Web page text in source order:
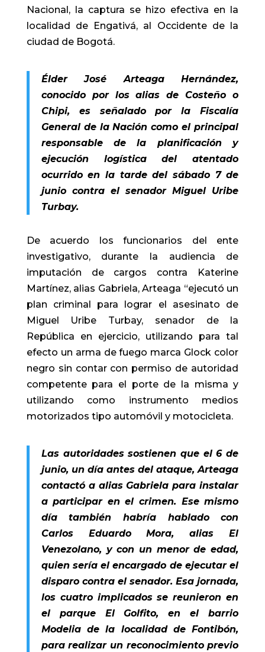
Nacional, la captura se hizo efectiva en la
localidad de Engativá, al Occidente de la
ciudad de Bogotá.
Élder José Arteaga Hernández,
conocido por los alias de Costeño o
Chipi, es señalado por la Fiscalía
General de la Nación como el principal
responsable de la planificación y
ejecución logística del atentado
ocurrido en la tarde del sábado 7 de
junio contra el senador Miguel Uribe
Turbay.
De acuerdo los funcionarios del ente
investigativo, durante la audiencia de
imputación de cargos contra Katerine
Martínez, alias Gabriela, Arteaga “ejecutó un
plan criminal para lograr el asesinato de
Miguel Uribe Turbay, senador de la
República en ejercicio, utilizando para tal
efecto un arma de fuego marca Glock color
negro sin contar con permiso de autoridad
competente para el porte de la misma y
utilizando como instrumento medios
motorizados tipo automóvil y motocicleta.
Las autoridades sostienen que el 6 de
junio, un día antes del ataque, Arteaga
contactó a alias Gabriela para instalar
a participar en el crimen. Ese mismo
día también habría hablado con
Carlos Eduardo Mora, alias El
Venezolano, y con un menor de edad,
quien sería el encargado de ejecutar el
disparo contra el senador. Esa jornada,
los cuatro implicados se reunieron en
el parque El Golfito, en el barrio
Modelia de la localidad de Fontibón,
para realizar un reconocimiento previo